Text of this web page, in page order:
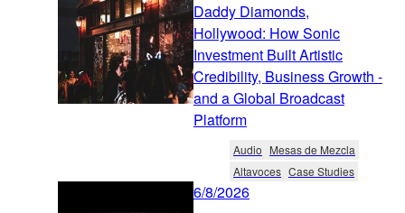
Daddy Diamonds,
Hollywood: How Sonic
Investment Built Artistic
Credibility, Business Growth -
and a Global Broadcast
Platform
Audio Mesas de Mezcla
Altavoces Case Studies
6/8/2026